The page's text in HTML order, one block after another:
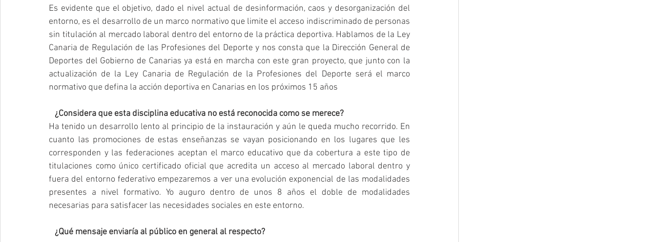
Es evidente que el objetivo, dado el nivel actual de desinformación, caos y desorganización del
entorno, es el desarrollo de un marco normativo que limite el acceso indiscriminado de personas
sin titulación al mercado laboral dentro del entorno de la práctica deportiva. Hablamos de la Ley
Canaria de Regulación de las Profesiones del Deporte y nos consta que la Dirección General de
Deportes del Gobierno de Canarias ya está en marcha con este gran proyecto, que junto con la
actualización de la Ley Canaria de Regulación de la Profesiones del Deporte será el marco
normativo que defina la acción deportiva en Canarias en los próximos 15 años
   ¿Considera que esta disciplina educativa no está reconocida como se merece?
Ha tenido un desarrollo lento al principio de la instauración y aún le queda mucho recorrido. En
cuanto las promociones de estas enseñanzas se vayan posicionando en los lugares que les
corresponden y las federaciones aceptan el marco educativo que da cobertura a este tipo de
titulaciones como único certificado oficial que acredita un acceso al mercado laboral dentro y
fuera del entorno federativo empezaremos a ver una evolución exponencial de las modalidades
presentes a nivel formativo. Yo auguro dentro de unos 8 años el doble de modalidades
necesarias para satisfacer las necesidades sociales en este entorno.
   ¿Qué mensaje enviaría al público en general al respecto?